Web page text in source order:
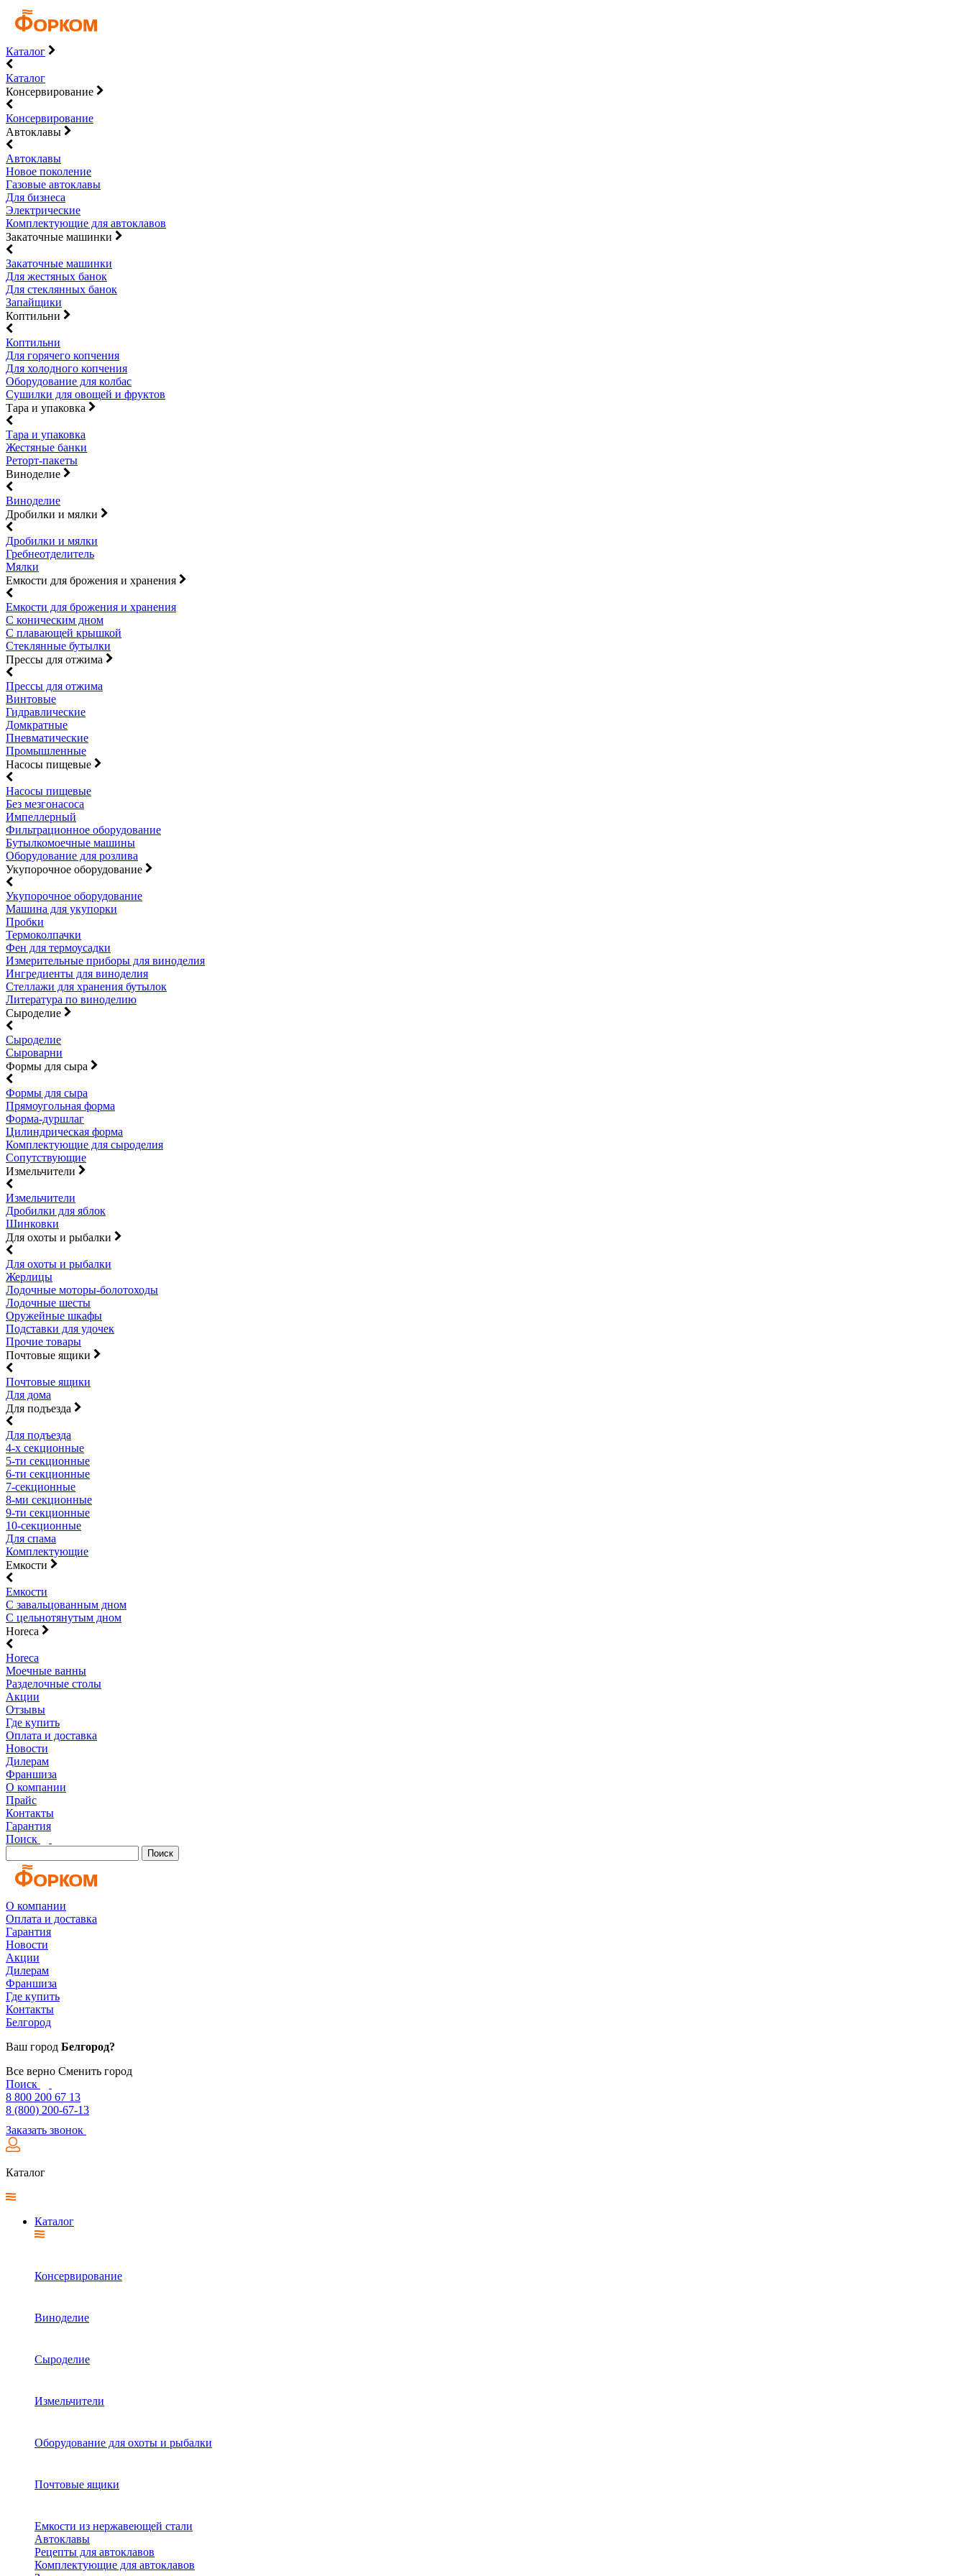
Каталог
Каталог
Консервирование
Консервирование
Автоклавы
Автоклавы
Новое поколение
Газовые автоклавы
Для бизнеса
Электрические
Комплектующие для автоклавов
Закаточные машинки
Закаточные машинки
Для жестяных банок
Для стеклянных банок
Запайщики
Коптильни
Коптильни
Для горячего копчения
Для холодного копчения
Оборудование для колбас
Сушилки для овощей и фруктов
Тара и упаковка
Тара и упаковка
Жестяные банки
Реторт-пакеты
Виноделие
Виноделие
Дробилки и мялки
Дробилки и мялки
Гребнеотделитель
Мялки
Емкости для брожения и хранения
Емкости для брожения и хранения
С коническим дном
С плавающей крышкой
Стеклянные бутылки
Прессы для отжима
Прессы для отжима
Винтовые
Гидравлические
Домкратные
Пневматические
Промышленные
Насосы пищевые
Насосы пищевые
Без мезгонасоса
Импеллерный
Фильтрационное оборудование
Бутылкомоечные машины
Оборудование для розлива
Укупорочное оборудование
Укупорочное оборудование
Машина для укупорки
Пробки
Термоколпачки
Фен для термоусадки
Измерительные приборы для виноделия
Ингредиенты для виноделия
Стеллажи для хранения бутылок
Литература по виноделию
Сыроделие
Сыроделие
Сыроварни
Формы для сыра
Формы для сыра
Прямоугольная форма
Форма-дуршлаг
Цилиндрическая форма
Комплектующие для сыроделия
Сопутствующие
Измельчители
Измельчители
Дробилки для яблок
Шинковки
Для охоты и рыбалки
Для охоты и рыбалки
Жерлицы
Лодочные моторы-болотоходы
Лодочные шесты
Оружейные шкафы
Подставки для удочек
Прочие товары
Почтовые ящики
Почтовые ящики
Для дома
Для подъезда
Для подъезда
4-х секционные
5-ти секционные
6-ти секционные
7-секционные
8-ми секционные
9-ти секционные
10-секционные
Для спама
Комплектующие
Емкости
Емкости
С завальцованным дном
С цельнотянутым дном
Horeca
Horeca
Моечные ванны
Разделочные столы
Акции
Отзывы
Где купить
Оплата и доставка
Новости
Дилерам
Франшиза
О компании
Прайс
Контакты
Гарантия
Поиск
Поиск
О компании
Оплата и доставка
Гарантия
Новости
Акции
Дилерам
Франшиза
Где купить
Контакты
Белгород
Ваш город Белгород?
Все верно Сменить город
Поиск
8 800 200 67 13
8 (800) 200-67-13
Заказать звонок
Каталог
Каталог
Консервирование
Виноделие
Сыроделие
Измельчители
Оборудование для охоты и рыбалки
Почтовые ящики
Емкости из нержавеющей стали
Автоклавы
Рецепты для автоклавов
Комплектующие для автоклавов